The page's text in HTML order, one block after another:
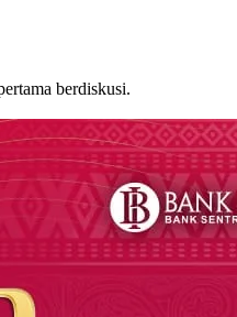
berdiskusi.